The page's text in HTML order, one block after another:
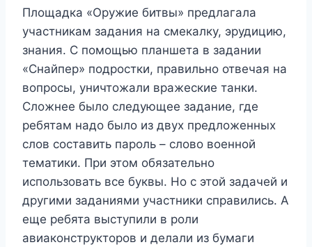
Площадка «Оружие битвы» предлагала
участникам задания на смекалку, эрудицию,
знания. С помощью планшета в задании
«Снайпер» подростки, правильно отвечая на
вопросы, уничтожали вражеские танки.
Сложнее было следующее задание, где
ребятам надо было из двух предложенных
слов составить пароль – слово военной
тематики. При этом обязательно
использовать все буквы. Но с этой задачей и
другими заданиями участники справились. А
еще ребята выступили в роли
авиаконструкторов и делали из бумаги